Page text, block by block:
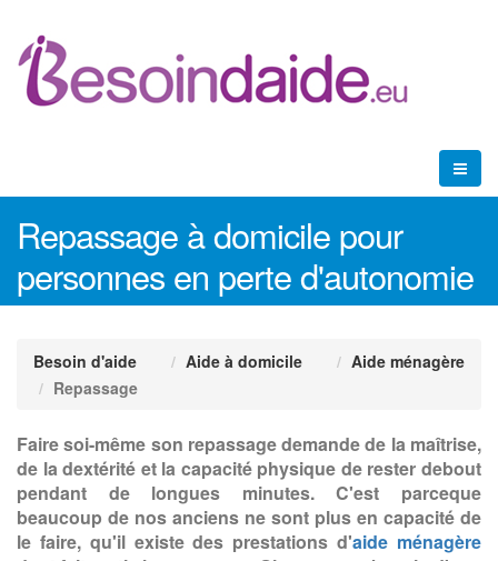
Repassage à domicile pour
personnes en perte d'autonomie
Besoin d'aide Aide à domicile
Aide ménagère
Repassage
Faire soi-même son repassage demande de la maîtrise,
de la dextérité et la capacité physique de rester debout
pendant de longues minutes. C'est parceque
beaucoup de nos anciens ne sont plus en capacité de
le faire, qu'il existe des prestations d'aide ménagère